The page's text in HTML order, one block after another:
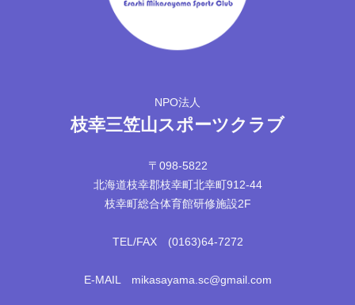
NPO法人
枝幸三笠山スポーツクラブ
〒098-5822
北海道枝幸郡枝幸町北幸町912-44
枝幸町総合体育館研修施設2F
TEL/FAX (0163)64-7272
E-MAIL mikasayama.sc@gmail.com